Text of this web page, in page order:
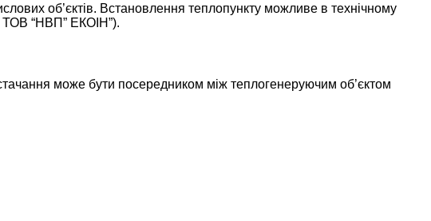
об’єктів. Встановлення теплопункту можливе в технічному
ТОВ “НВП” ЕКОІН”).
може бути посередником між теплогенеруючим об’єктом